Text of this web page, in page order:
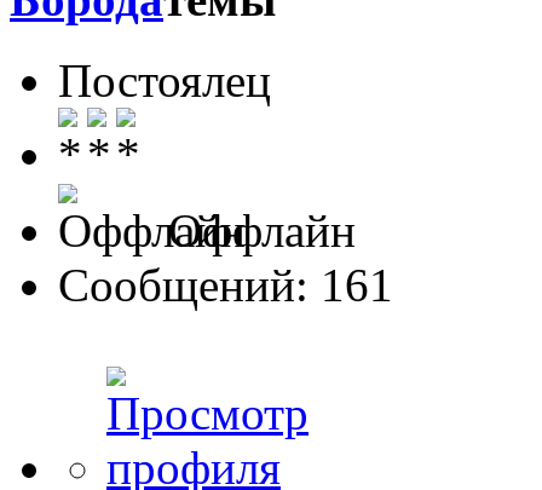
Постоялец
Оффлайн
Сообщений: 161